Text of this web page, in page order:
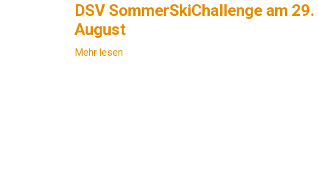
DSV SommerSkiChallenge am 29.
August
Mehr lesen